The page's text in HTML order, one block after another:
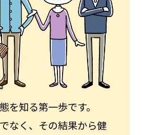
を知る第一歩です。
なく、その結果から健